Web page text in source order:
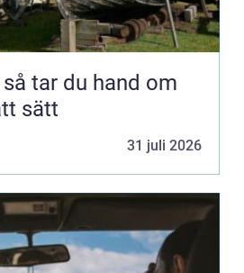
sätt
31 juli 2026